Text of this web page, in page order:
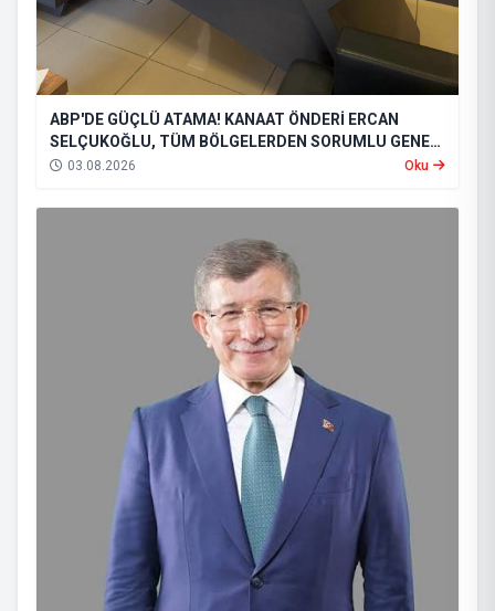
ABP'DE GÜÇLÜ ATAMA! KANAAT ÖNDERİ ERCAN
SELÇUKOĞLU, TÜM BÖLGELERDEN SORUMLU GENEL
BAŞKAN YARDIMCISI OLDU
03.08.2026 Oku